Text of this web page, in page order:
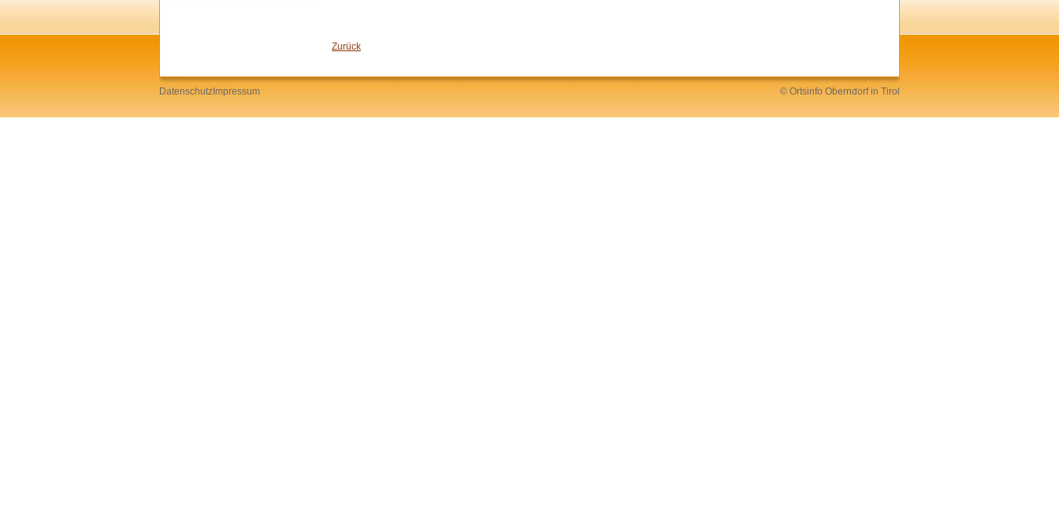
Zurück
Datenschutz Impressum © Ortsinfo Oberndorf in Tirol